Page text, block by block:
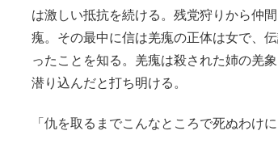
は激しい抵抗を続ける。残党狩りから仲
瘣。その最中に信は羌瘣の正体は女で、
ったことを知る。羌瘣は殺された姉の羌
潜り込んだと打ち明ける。
「仇を取るまでこんなところで死ぬわけに